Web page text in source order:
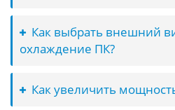
Как выбрать внешний
охлаждение ПК?
Как увеличить